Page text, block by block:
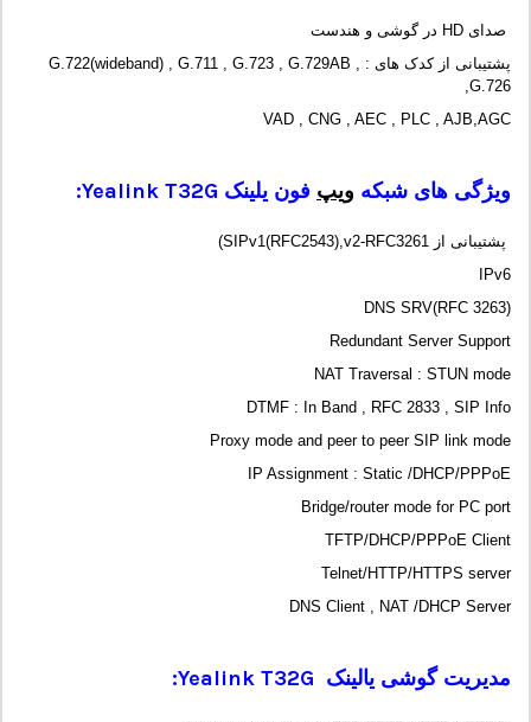
صدای HD در گوشی و هندست
پشتیبانی از کدک های : G.722(wideband) , G.711 , G.723 , G.729AB ,
G.726,
VAD , CNG , AEC , PLC , AJB,AGC
ویژگی های شبکه ویپ فون یلینک Yealink T32G
:
پشتیبانی از SIPv1(RFC2543),v2-RFC3261)
IPv6
DNS SRV(RFC 3263)
Redundant Server Support
NAT Traversal : STUN mode
DTMF : In Band , RFC 2833 , SIP Info
Proxy mode and peer to peer SIP link mode
IP Assignment : Static /DHCP/PPPoE
Bridge/router mode for PC port
TFTP/DHCP/PPPoE Client
Telnet/HTTP/HTTPS server
DNS Client , NAT /DHCP Server
مدیریت گوشی یالینک Yealink T32G
: